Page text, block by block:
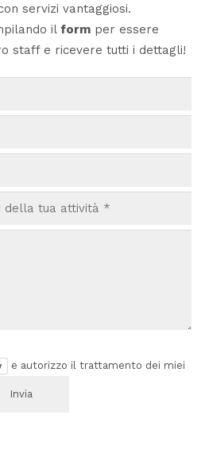
servizi vantaggiosi.
il form per essere
staff e ricevere tutti i dettagli!
e autorizzo il trattamento dei miei